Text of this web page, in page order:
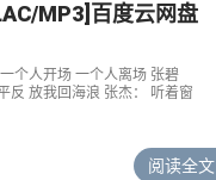
MP3]百度云网盘
个人开场 一个人离场 张碧
反 放我回海浪 张杰： 听着窗
阅读全文